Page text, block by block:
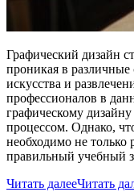
Графический дизайн
проникая в
искусства и
профессионалов в
графическому
процессом. Однако,
необходимо не только
правильный учебный
Читать далееЧитать